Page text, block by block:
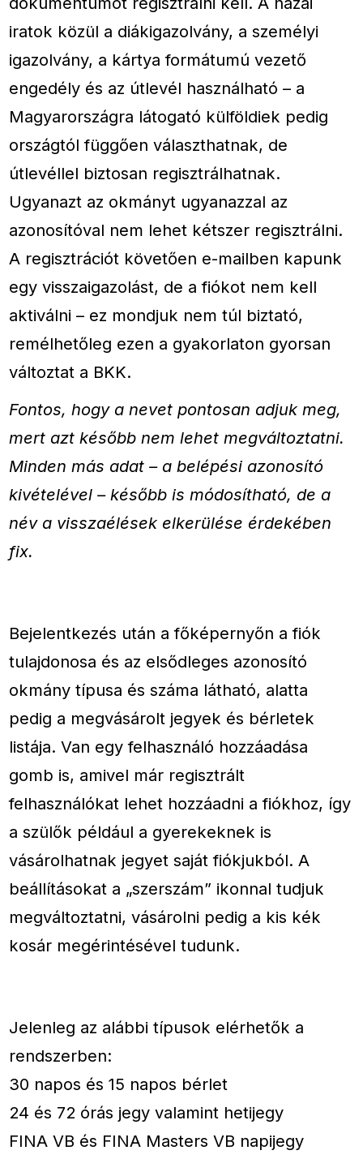
iratok közül a diákigazolvány, a személyi
igazolvány, a kártya formátumú vezető
engedély és az útlevél használható – a
Magyarországra látogató külföldiek pedig
országtól függően választhatnak, de
útlevéllel biztosan regisztrálhatnak.
Ugyanazt az okmányt ugyanazzal az
azonosítóval nem lehet kétszer regisztrálni.
A regisztrációt követően e-mailben kapunk
egy visszaigazolást, de a fiókot nem kell
aktiválni – ez mondjuk nem túl biztató,
remélhetőleg ezen a gyakorlaton gyorsan
változtat a BKK.
Fontos, hogy a nevet pontosan adjuk meg,
mert azt később nem lehet megváltoztatni.
Minden más adat – a belépési azonosító
kivételével – később is módosítható, de a
név a visszaélések elkerülése érdekében
fix.
Bejelentkezés után a főképernyőn a fiók
tulajdonosa és az elsődleges azonosító
okmány típusa és száma látható, alatta
pedig a megvásárolt jegyek és bérletek
listája. Van egy felhasználó hozzáadása
gomb is, amivel már regisztrált
felhasználókat lehet hozzáadni a fiókhoz, így
a szülők például a gyerekeknek is
vásárolhatnak jegyet saját fiókjukból. A
beállításokat a „szerszám” ikonnal tudjuk
megváltoztatni, vásárolni pedig a kis kék
kosár megérintésével tudunk.
Jelenleg az alábbi típusok elérhetők a
rendszerben:
30 napos és 15 napos bérlet
24 és 72 órás jegy valamint hetijegy
FINA VB és FINA Masters VB napijegy